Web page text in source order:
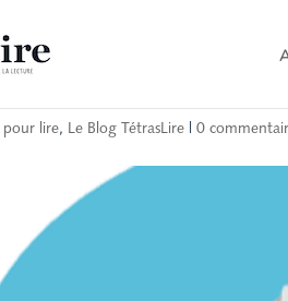
du lundi –
pour lire, Le Blog TétrasLire |0